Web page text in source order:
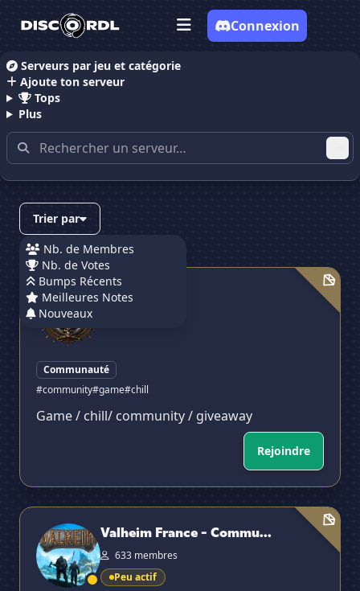
Serveurs par jeu et catégorie
Ajoute ton serveur
Tops
Plus
Connexion
Accueil
Serveurs Discord contenant
"community"
Trier par
Nb. de Membres
Nb. de Votes
Bumps Récents
Meilleures Notes
Nouveaux
GoRP SEA
GoRP SEA
Communauté
#community#game#chill
Game / chill/ community / giveaway
Rejoindre
Valheim France - Community Discord
Valheim France - Commu...
633 membres
Peu actif